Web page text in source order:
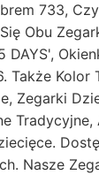
733,
Obu
DAYS',
Także Kolor
Zegarki
Nasze